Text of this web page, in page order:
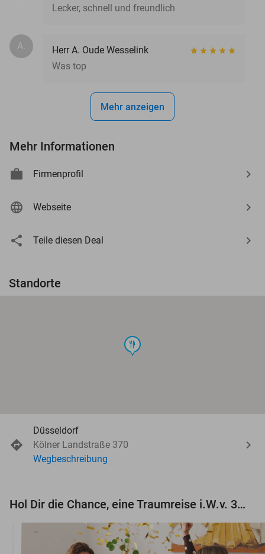
Lecker, schnell und freundlich
A.
Herr A. Oude Wesselink
Was top
Mehr anzeigen
Mehr Informationen
Firmenprofil
Webseite
Teile diesen Deal
Standorte
food
Düsseldorf
Kölner Landstraße 370
Wegbeschreibung
Hol Dir die Chance, eine Traumreise i.W.v. 3.000 € zu gewinnen!